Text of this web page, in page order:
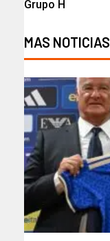
Grupo H
MAS NOTICIAS